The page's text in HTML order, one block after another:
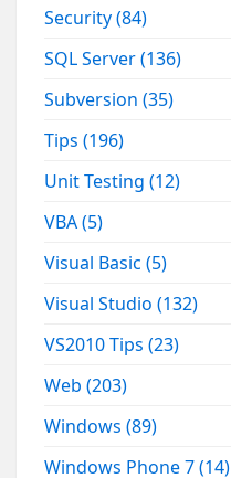
Security(84)
SQL Server(136)
Subversion(35)
Tips(196)
Unit Testing(12)
VBA(5)
Visual Basic(5)
Visual Studio(132)
VS2010 Tips(23)
Web(203)
Windows(89)
Windows Phone 7(14)